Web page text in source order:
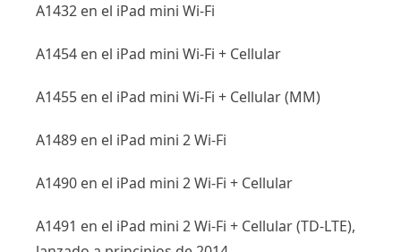
A1432 en el iPad mini Wi-Fi
A1454 en el iPad mini Wi-Fi + Cellular
A1455 en el iPad mini Wi-Fi + Cellular (MM)
A1489 en el iPad mini 2 Wi-Fi
A1490 en el iPad mini 2 Wi-Fi + Cellular
A1491 en el iPad mini 2 Wi-Fi + Cellular (TD-LTE),